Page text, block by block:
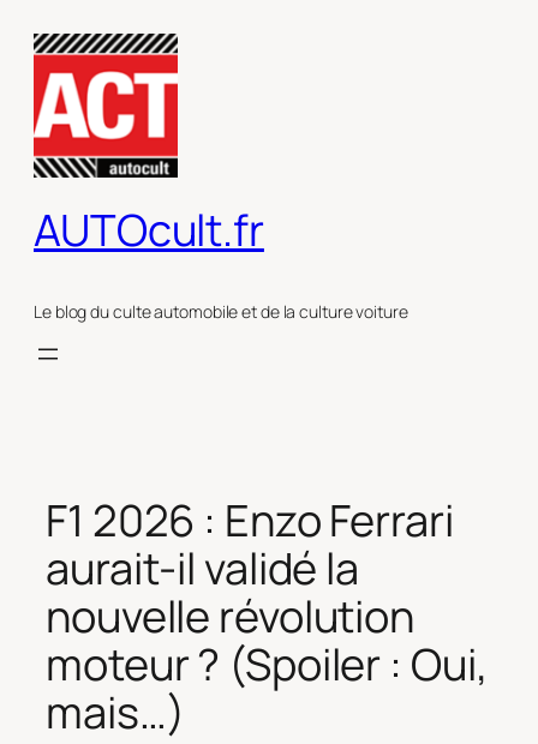
contenu
AUTOcult.fr
Le blog du culte automobile et de la culture voiture
F1 2026 : Enzo Ferrari
aurait-il validé la
nouvelle révolution
moteur ? (Spoiler : Oui,
mais…)